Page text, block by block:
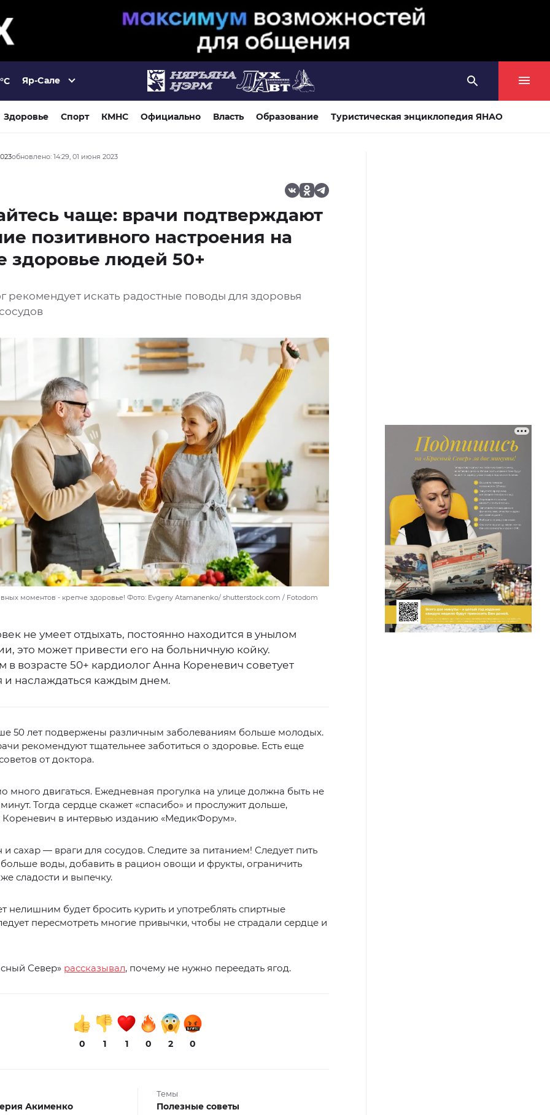
°C Яр-Сале
Здоровье Спорт КМНС Официально Власть Образование Туристическая энциклопедия ЯНАО
обновлено: 14:29, 01 июня 2023
чаще: врачи подтверждают
позитивного настроения на
здоровье людей 50+
рекомендует искать радостные поводы для здоровья
моментов - крепче здоровье! Фото: Evgeny Atamanenko/ shutterstock.com / Fotodom
не умеет отдыхать, постоянно находится в унылом
это может привести его на больничную койку.
в возрасте 50+ кардиолог Анна Кореневич советует
и наслаждаться каждым днем.
50 лет подвержены различным заболеваниям больше молодых.
рекомендуют тщательнее заботиться о здоровье. Есть еще
от доктора.
много двигаться. Ежедневная прогулка на улице должна быть не
Тогда сердце скажет «спасибо» и прослужит дольше,
Кореневич в интервью изданию «МедикФорум».
и сахар — враги для сосудов. Следите за питанием! Следует пить
воды, добавить в рацион овощи и фрукты, ограничить
сладости и выпечку.
нелишним будет бросить курить и употреблять спиртные
пересмотреть многие привычки, чтобы не страдали сердце и
Север» рассказывал, почему не нужно переедать ягод.
0 1 1 0 2 0
Акименко
Темы
Полезные советы